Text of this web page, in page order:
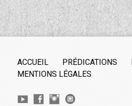
ACCUEIL PRÉDICATIONS
MENTIONS LÉGALES